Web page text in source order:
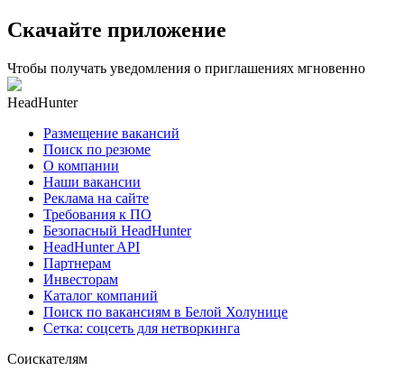
Скачайте приложение
Чтобы получать уведомления о приглашениях мгновенно
HeadHunter
Размещение вакансий
Поиск по резюме
О компании
Наши вакансии
Реклама на сайте
Требования к ПО
Безопасный HeadHunter
HeadHunter API
Партнерам
Инвесторам
Каталог компаний
Поиск по вакансиям в Белой Холунице
Сетка: соцсеть для нетворкинга
Соискателям